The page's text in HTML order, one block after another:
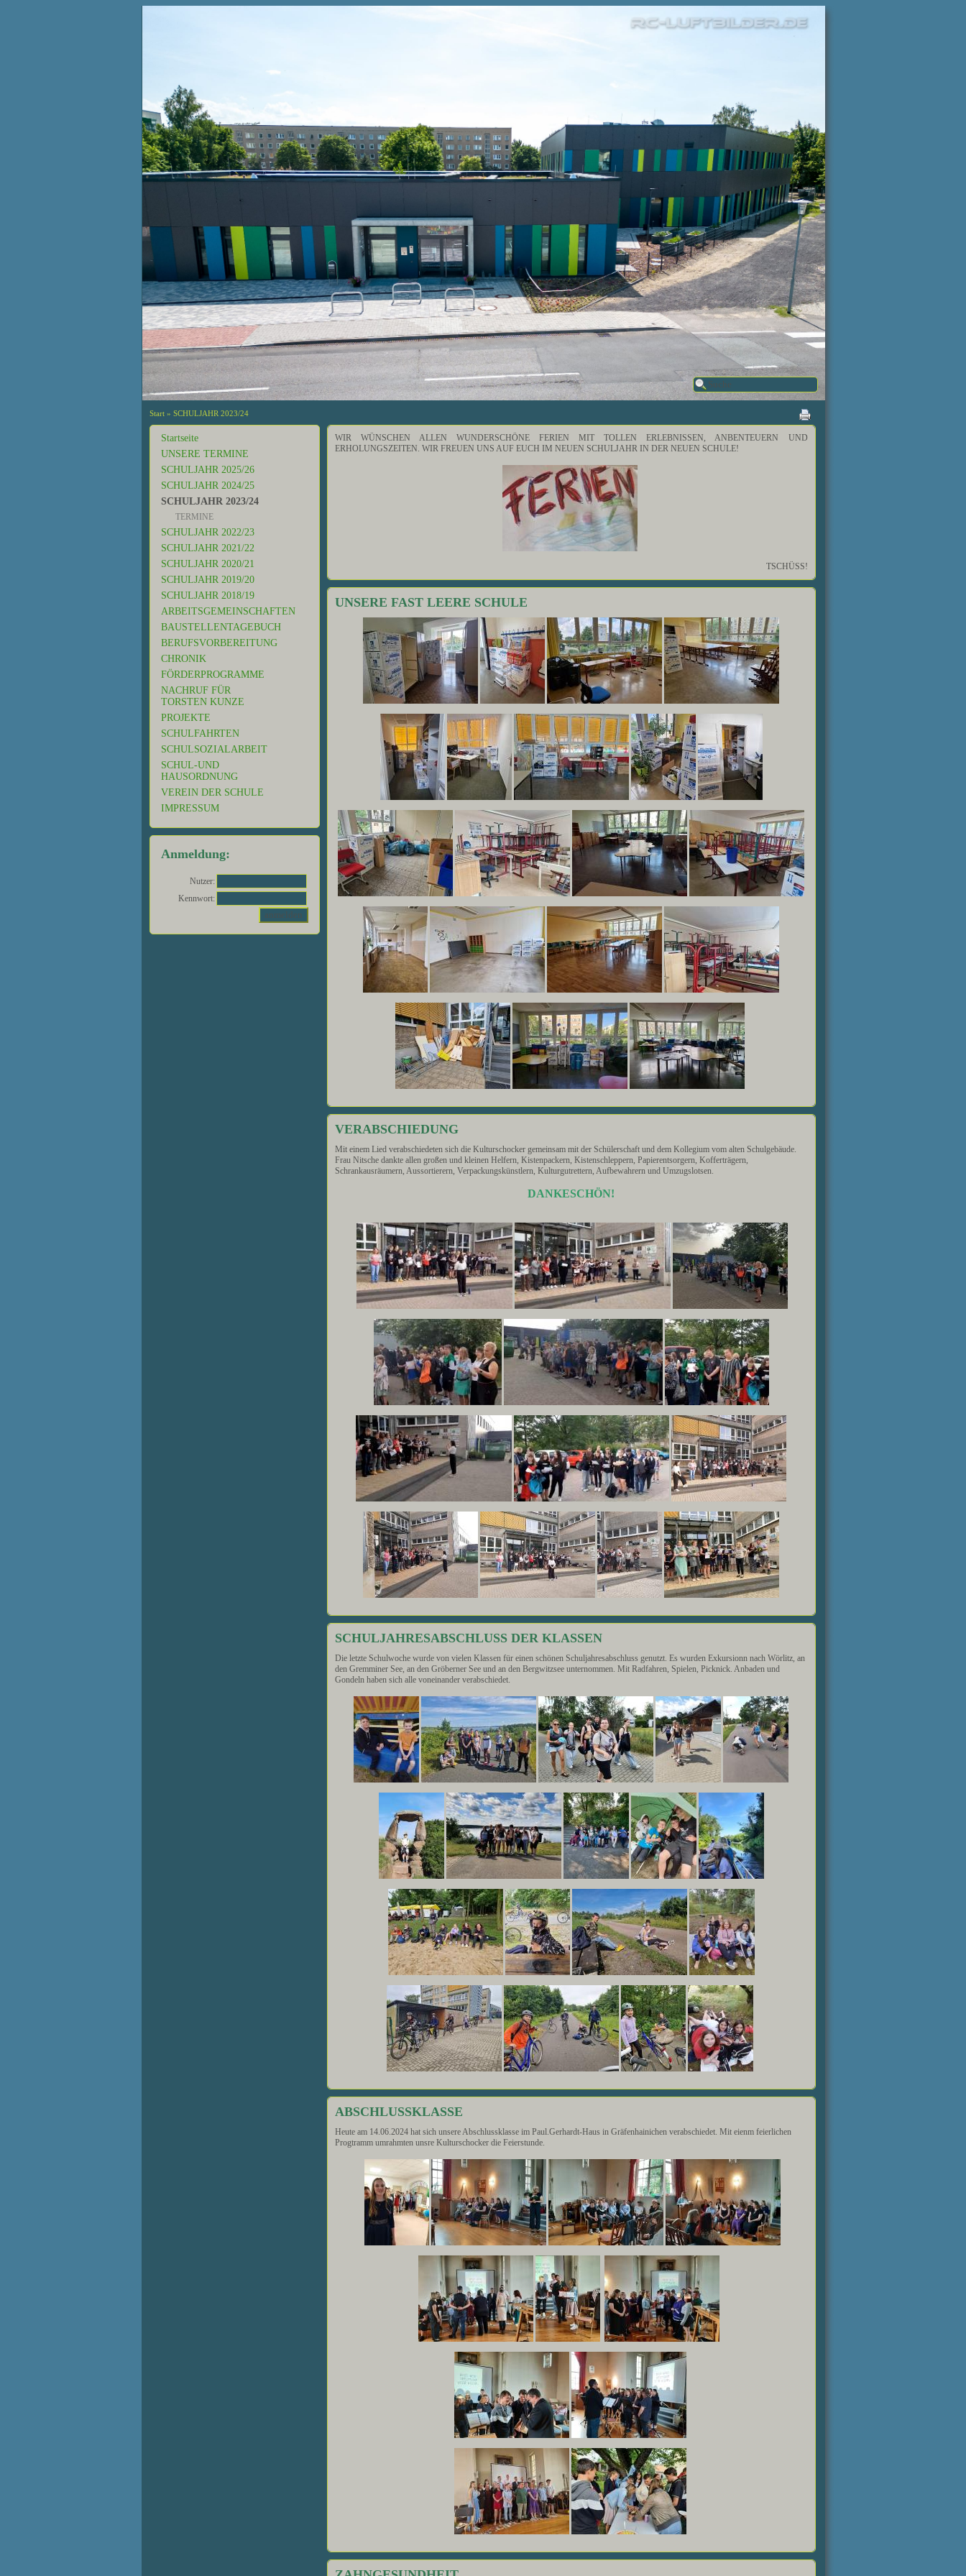
Start» SCHULJAHR 2023/24
Startseite
UNSERE TERMINE
SCHULJAHR 2025/26
SCHULJAHR 2024/25
SCHULJAHR 2023/24
TERMINE
SCHULJAHR 2022/23
SCHULJAHR 2021/22
SCHULJAHR 2020/21
SCHULJAHR 2019/20
SCHULJAHR 2018/19
ARBEITSGEMEINSCHAFTEN
BAUSTELLENTAGEBUCH
BERUFSVORBEREITUNG
CHRONIK
FÖRDERPROGRAMME
NACHRUF FÜR
TORSTEN KUNZE
PROJEKTE
SCHULFAHRTEN
SCHULSOZIALARBEIT
SCHUL-UND
HAUSORDNUNG
VEREIN DER SCHULE
IMPRESSUM
Anmeldung:
Nutzer:
Kennwort:
WIR WÜNSCHEN ALLEN WUNDERSCHÖNE FERIEN MIT TOLLEN ERLEBNISSEN, ANBENTEUERN UND
ERHOLUNGSZEITEN. WIR FREUEN UNS AUF EUCH IM NEUEN SCHULJAHR IN DER NEUEN SCHULE!
TSCHÜSS!
UNSERE FAST LEERE SCHULE
VERABSCHIEDUNG
Mit einem Lied verabschiedeten sich die Kulturschocker gemeinsam mit der Schülerschaft und dem Kollegium vom alten Schulgebäude.
Frau Nitsche dankte allen großen und kleinen Helfern, Kistenpackern, Kistenschleppern, Papierentsorgern, Kofferträgern,
Schrankausräumern, Aussortierern, Verpackungskünstlern, Kulturgutrettern, Aufbewahrern und Umzugslotsen.
DANKESCHÖN!
SCHULJAHRESABSCHLUSS DER KLASSEN
Die letzte Schulwoche wurde von vielen Klassen für einen schönen Schuljahresabschluss genutzt. Es wurden Exkursionn nach Wörlitz, an
den Gremminer See, an den Gröberner See und an den Bergwitzsee unternommen. Mit Radfahren, Spielen, Picknick. Anbaden und
Gondeln haben sich alle voneinander verabschiedet.
ABSCHLUSSKLASSE
Heute am 14.06.2024 hat sich unsere Abschlussklasse im Paul.Gerhardt-Haus in Gräfenhainichen verabschiedet. Mit eienm feierlichen
Progtramm umrahmten unsre Kulturschocker die Feierstunde.